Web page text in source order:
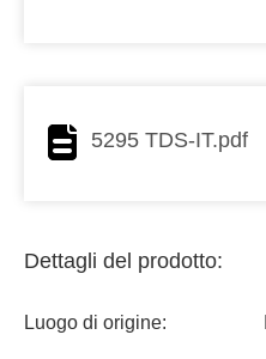
5295 TDS-IT.pdf
Dettagli del prodotto:
Luogo di origine: